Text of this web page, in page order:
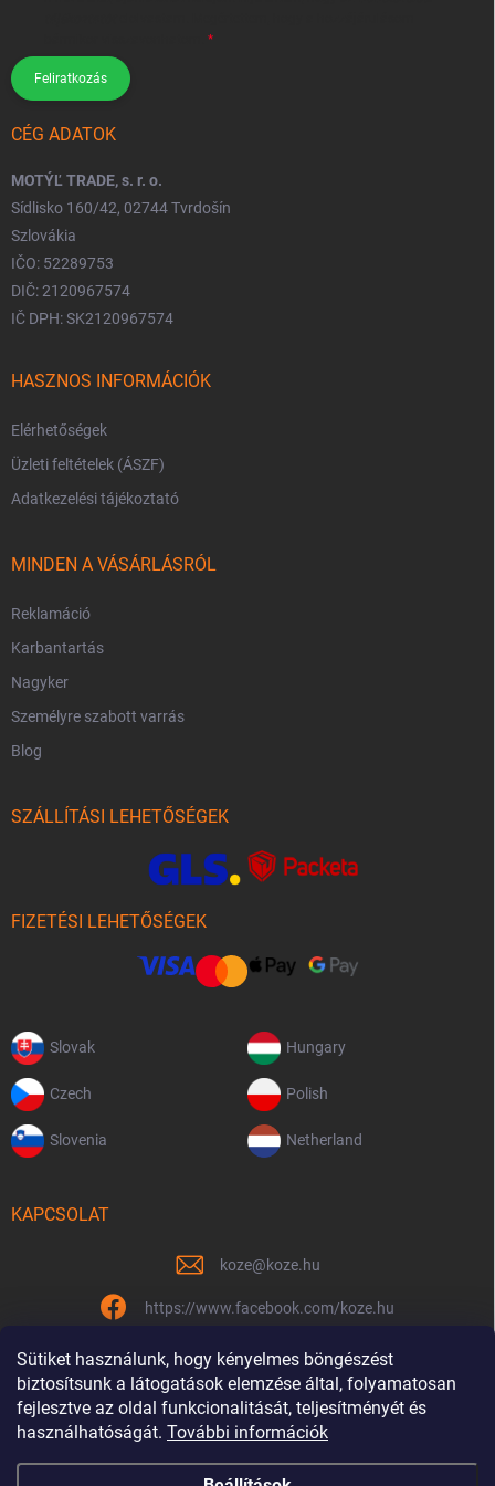
Sütiket használunk, hogy kényelmes böngészést
biztosítsunk a látogatások elemzése által, folyamatosan
fejlesztve az oldal funkcionalitását, teljesítményét és
használhatóságát. További információk
Feliratkozás
CÉG ADATOK
MOTÝĽ TRADE, s. r. o.
Sídlisko 160/42, 02744 Tvrdošín
Szlovákia
IČO: 52289753
DIČ: 2120967574
IČ DPH: SK2120967574
HASZNOS INFORMÁCIÓK
Elérhetőségek
Üzleti feltételek (ÁSZF)
Adatkezelési tájékoztató
MINDEN A VÁSÁRLÁSRÓL
Reklamáció
Karbantartás
Nagyker
Személyre szabott varrás
Blog
SZÁLLÍTÁSI LEHETŐSÉGEK
FIZETÉSI LEHETŐSÉGEK
Slovak Hungary
Czech Polish
Slovenia Netherland
KAPCSOLAT
koze@koze.hu
https://www.facebook.com/koze.hu
koze.hu